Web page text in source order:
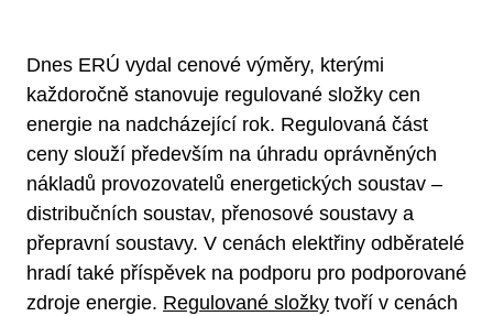
Dnes ERÚ vydal cenové výměry, kterými
každoročně stanovuje regulované složky cen
energie na nadcházející rok. Regulovaná část
ceny slouží především na úhradu oprávněných
nákladů provozovatelů energetických soustav –
distribučních soustav, přenosové soustavy a
přepravní soustavy. V cenách elektřiny odběratelé
hradí také příspěvek na podporu pro podporované
zdroje energie. Regulované složky tvoří v cenách